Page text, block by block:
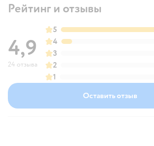
Рейтинг и отзывы
4,9
24 отзыва
5
4
3
2
1
Оставить отзыв